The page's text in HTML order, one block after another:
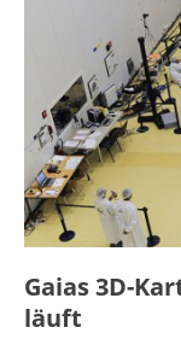
Gaias 3D-
läuft